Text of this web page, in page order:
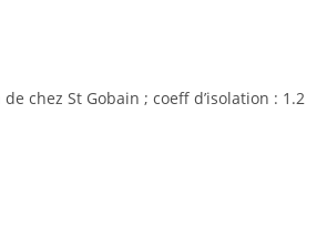
chez St Gobain ; coeff d’isolation : 1.2